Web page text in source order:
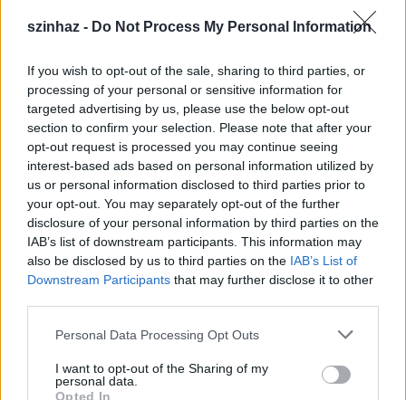
szinhaz - Do Not Process My Personal Information
If you wish to opt-out of the sale, sharing to third parties, or
processing of your personal or sensitive information for
targeted advertising by us, please use the below opt-out
section to confirm your selection. Please note that after your
opt-out request is processed you may continue seeing
interest-based ads based on personal information utilized by
us or personal information disclosed to third parties prior to
your opt-out. You may separately opt-out of the further
disclosure of your personal information by third parties on the
IAB’s list of downstream participants. This information may
also be disclosed by us to third parties on the IAB’s List of
Downstream Participants that may further disclose it to other
Please note that this website/app uses one or more Google
not limited to your visit or usage behaviour. You may click to
grant or deny consent to Google and its third-party tags to
Personal Data Processing Opt Outs
I want to opt-out of the Sharing of my
personal data.
Opted In
A Csíki Játékszín XI. évadát a Hunyadi László
Widmer Nagykutyák című drámájából készült
stúdióelőadással. A színház jegypénztára
szeptember elsején nyit, ezzel a nappal kezdődően
válthatók bérletek tavalyi árakon az új színházi
szezonra.